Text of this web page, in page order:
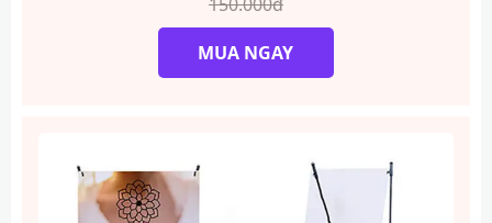
150.000đ
MUA NGAY